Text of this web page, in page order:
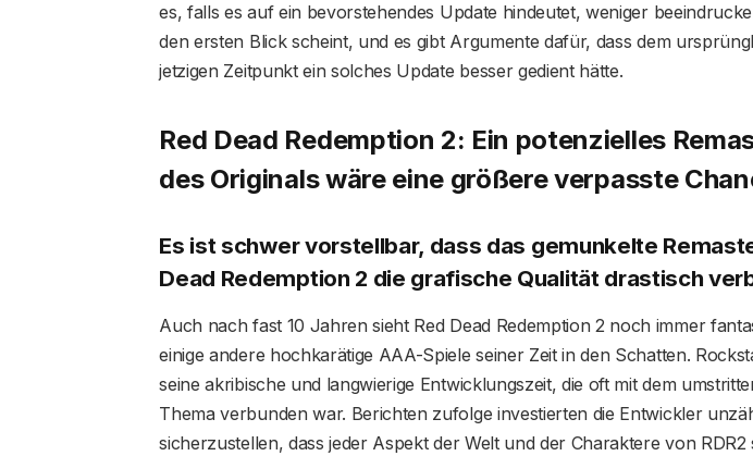
es, falls es auf ein bevorstehendes Update hindeutet, weniger
den ersten Blick scheint, und es gibt Argumente dafür, dass dem
jetzigen Zeitpunkt ein solches Update besser gedient hätte.
Red Dead Redemption 2: Ein potenzielles
des Originals wäre eine größere verpasste
Es ist schwer vorstellbar, dass das gemunkelte
Dead Redemption 2 die grafische Qualität drastisch
Auch nach fast 10 Jahren sieht Red Dead Redemption 2 noch immer
einige andere hochkarätige AAA-Spiele seiner Zeit in den Schatten.
seine akribische und langwierige Entwicklungszeit, die oft mit dem
Thema verbunden war. Berichten zufolge investierten die Entwickler
sicherzustellen, dass jeder Aspekt der Welt und der Charaktere von